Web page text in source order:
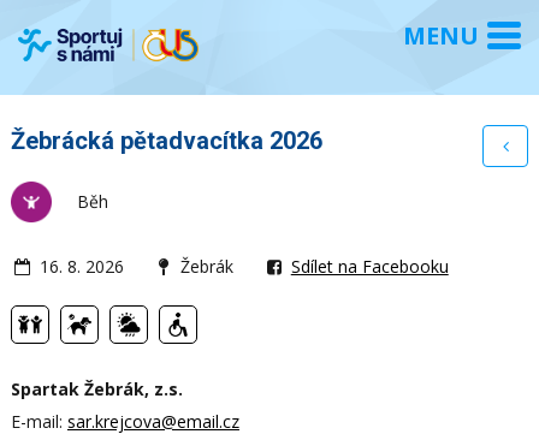
Žebrácká pětadvacítka 2026
Běh
16. 8. 2026 Žebrák Sdílet na Facebooku
Spartak Žebrák, z.s.
E-mail: sar.krejcova@email.cz